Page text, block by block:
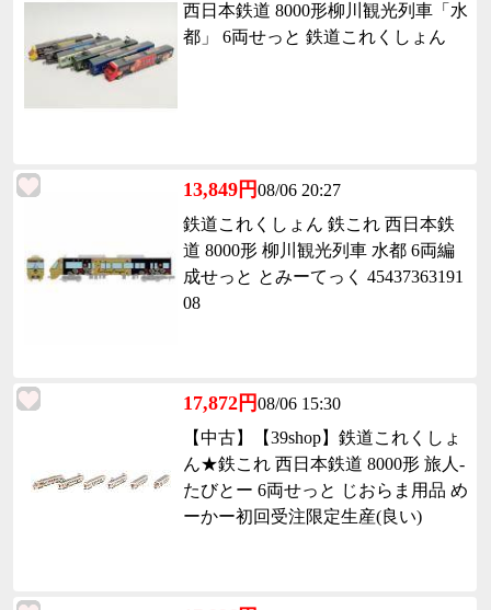
西日本鉄道 8000形柳川観光列車「水
都」 6両せっと 鉄道これくしょん
13,849円08/06 20:27
鉄道これくしょん 鉄これ 西日本鉄
道 8000形 柳川観光列車 水都 6両編
成せっと とみーてっく 45437363191
08
17,872円08/06 15:30
【中古】【39shop】鉄道これくしょ
ん★鉄これ 西日本鉄道 8000形 旅人-
たびとー 6両せっと じおらま用品 め
ーかー初回受注限定生産(良い)